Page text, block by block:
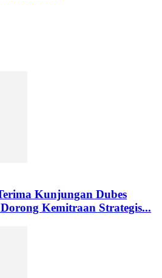
Kunjungan Dubes
Kemitraan Strategis...